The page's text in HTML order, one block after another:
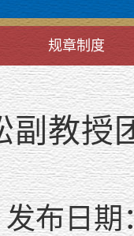
规章制度
副教授
发布日